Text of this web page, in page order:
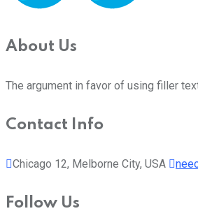
About Us
The argument in favor of using filler
Contact Info
Chicago 12, Melborne City, USA
Follow Us